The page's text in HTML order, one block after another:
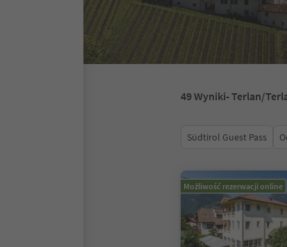
49Wyniki- Terlan/
Südtirol Guest Pass
Możliwość rezerwacji online